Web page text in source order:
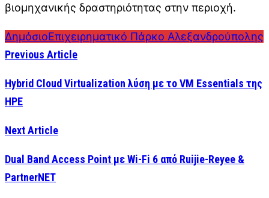
βιομηχανικής δραστηριότητας στην περιοχή.
ΔημόσιοΕπιχειρηματικό Πάρκο Αλεξανδρούπολης
Previous Article
Hybrid Cloud Virtualization λύση με το VM Essentials της
HPE
Next Article
Dual Band Access Point με Wi-Fi 6 από Ruijie-Reyee &
PartnerNET